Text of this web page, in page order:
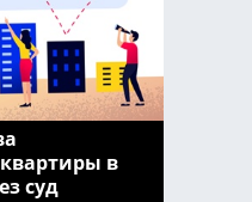
в
суд